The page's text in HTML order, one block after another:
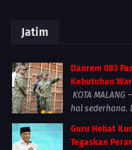
Jatim
Danrem 083
Kebutuhan
KOTA
hal sederhana.
Guru Hebat
Tegaskan